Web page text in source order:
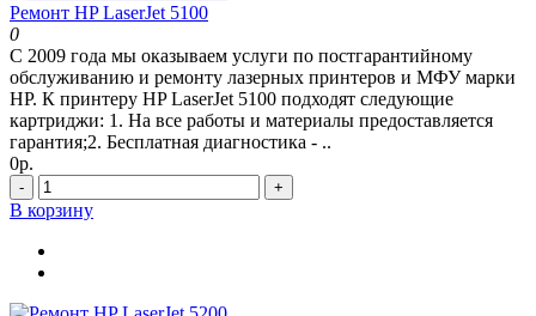
Ремонт HP LaserJet 5100
0
С 2009 года мы оказываем услуги по постгарантийному
обслуживанию и ремонту лазерных принтеров и МФУ марки
HP. К принтеру HP LaserJet 5100 подходят следующие
картриджи: 1. На все работы и материалы предоставляется
гарантия;2. Бесплатная диагностика - ..
0р.
- +
В корзину